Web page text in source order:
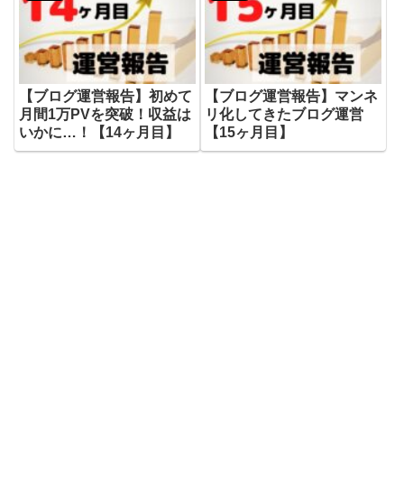
【ブログ運営報告】初めて
月間1万PVを突破！収益は
いかに…！【14ヶ月目】
【ブログ運営報告】マンネ
リ化してきたブログ運営
【15ヶ月目】